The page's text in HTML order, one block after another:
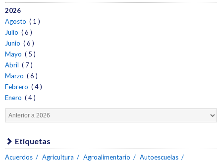
2026
Agosto ( 1 )
Julio ( 6 )
Junio ( 6 )
Mayo ( 5 )
Abril ( 7 )
Marzo ( 6 )
Febrero ( 4 )
Enero ( 4 )
Etiquetas
Acuerdos Agricultura Agroalimentario
Autoescuelas